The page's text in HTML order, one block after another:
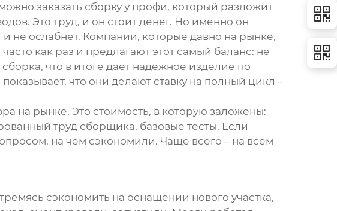
заказать сборку у профи, который разложит
Это труд, и он стоит денег. Но именно он
и не ослабнет. Компании, которые давно на рынке,
часто как раз и предлагают этот самый баланс: не
что в итоге дает надежное изделие по
что они делают ставку на полный цикл –
на рынке. Это стоимость, в которую заложены:
труд сборщика, базовые тесты. Если
на чем сэкономили. Чаще всего – на всем
сэкономить на оснащении нового участка,